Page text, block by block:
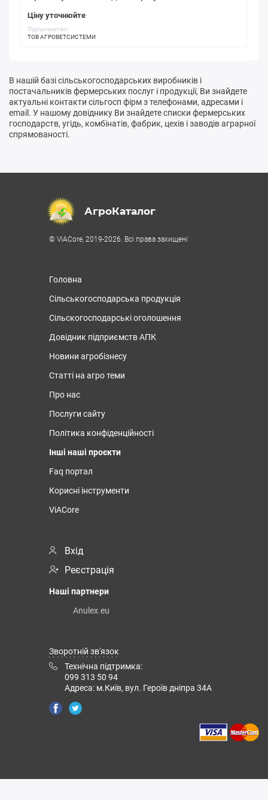
Ціну уточнюйте
Підприємство:
ТОВ АГРОВЕТСИСТЕМИ
В нашій базі сільськогосподарських виробників і
постачальників фермерських послуг і продукції, Ви знайдете
актуальні контакти сільгосп фірм з телефонами, адресами і
email. У нашому довіднику Ви знайдете списки фермерських
господарств, угідь, комбінатів, фабрик, цехів і заводів аграрної
спрямованості.
АгроКаталог
© ViACore, 2019-2026. Всі права захищені
Головна
Сільськогосподарська продукція
Сільскогосподарські оголошення
Довідник підприємств АПК
Новини агробізнесу
Статті на агро теми
Про нас
Послуги сайту
Політика конфіденційності
Інші наші проєкти
Faq портал
Корисні інструменти
ViACore
Вхід
Реєстрація
Наші партнери
Anulex.eu
Зворотній зв'язок
Технічна підтримка:
099 313 50 94
Адреса: м.Київ, вул. Героїв дніпра 34А